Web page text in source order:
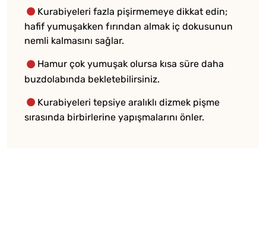
Kurabiyeleri fazla pişirmemeye dikkat edin;
hafif yumuşakken fırından almak iç dokusunun
nemli kalmasını sağlar.
Hamur çok yumuşak olursa kısa süre daha
buzdolabında bekletebilirsiniz.
Kurabiyeleri tepsiye aralıklı dizmek pişme
sırasında birbirlerine yapışmalarını önler.